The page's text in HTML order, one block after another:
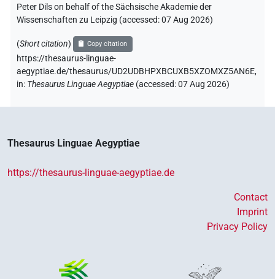
Peter Dils on behalf of the Sächsische Akademie der
Wissenschaften zu Leipzig (accessed:07 Aug 2026)
(Short citation) Copy citation
https://thesaurus-linguae-
aegyptiae.de/thesaurus/UD2UDBHPXBCUXB5XZOMXZ5AN6E,
in: Thesaurus Linguae Aegyptiae (accessed:07 Aug 2026)
Thesaurus Linguae Aegyptiae
https://thesaurus-linguae-aegyptiae.de
Contact
Imprint
Privacy Policy